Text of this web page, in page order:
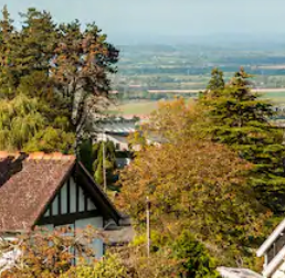
スワイプして検索結果を確認するこ